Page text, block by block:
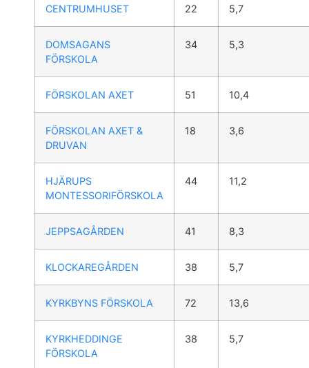
CENTRUMHUSET 22 5,7
DOMSAGANS
FÖRSKOLA
34 5,3
FÖRSKOLAN AXET 51 10,4
FÖRSKOLAN AXET &
DRUVAN
18 3,6
HJÄRUPS
MONTESSORIFÖRSKOLA
44 11,2
JEPPSAGÅRDEN 41 8,3
KLOCKAREGÅRDEN 38 5,7
KYRKBYNS FÖRSKOLA 72 13,6
KYRKHEDDINGE
FÖRSKOLA
38 5,7